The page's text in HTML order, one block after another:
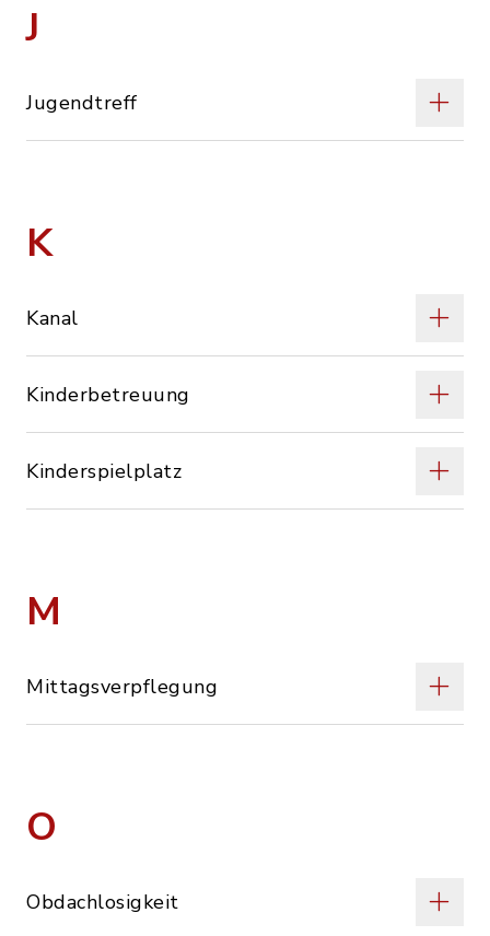
J
Jugendtreff
K
Kanal
Kinderbetreuung
Kinderspielplatz
M
Mittagsverpflegung
O
Obdachlosigkeit